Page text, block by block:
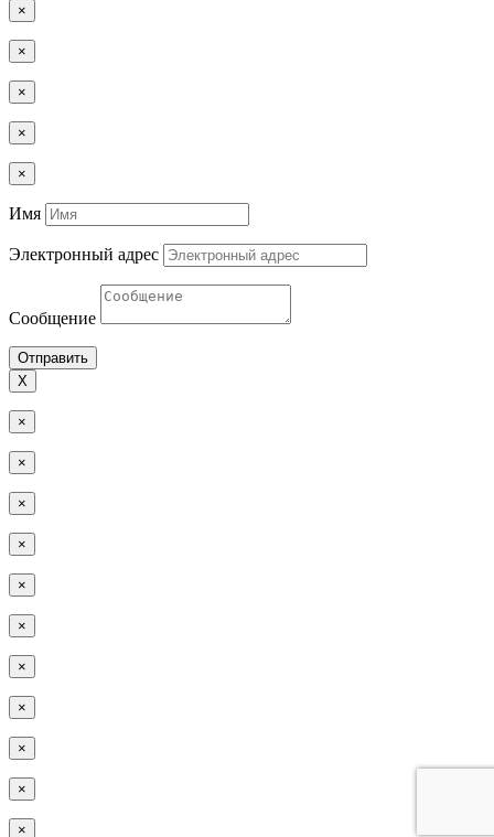
×
×
×
×
×
Имя
Электронный адрес
Сообщение
Отправить
Х
×
×
×
×
×
×
×
×
×
×
×